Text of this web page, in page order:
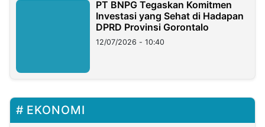
PT BNPG Tegaskan Komitmen
Investasi yang Sehat di Hadapan
DPRD Provinsi Gorontalo
12/07/2026 - 10:40
EKONOMI